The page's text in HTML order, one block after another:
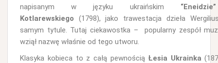
napisanym w języku ukraińskim
Kotlarewskiego (1798), jako trawestacja dzieła
samym tytule. Tutaj ciekawostka – popularny zespół
wziął nazwę właśnie od tego utworu.
Klasyka kobieca to z całą pewnością Łesia Ukrainka